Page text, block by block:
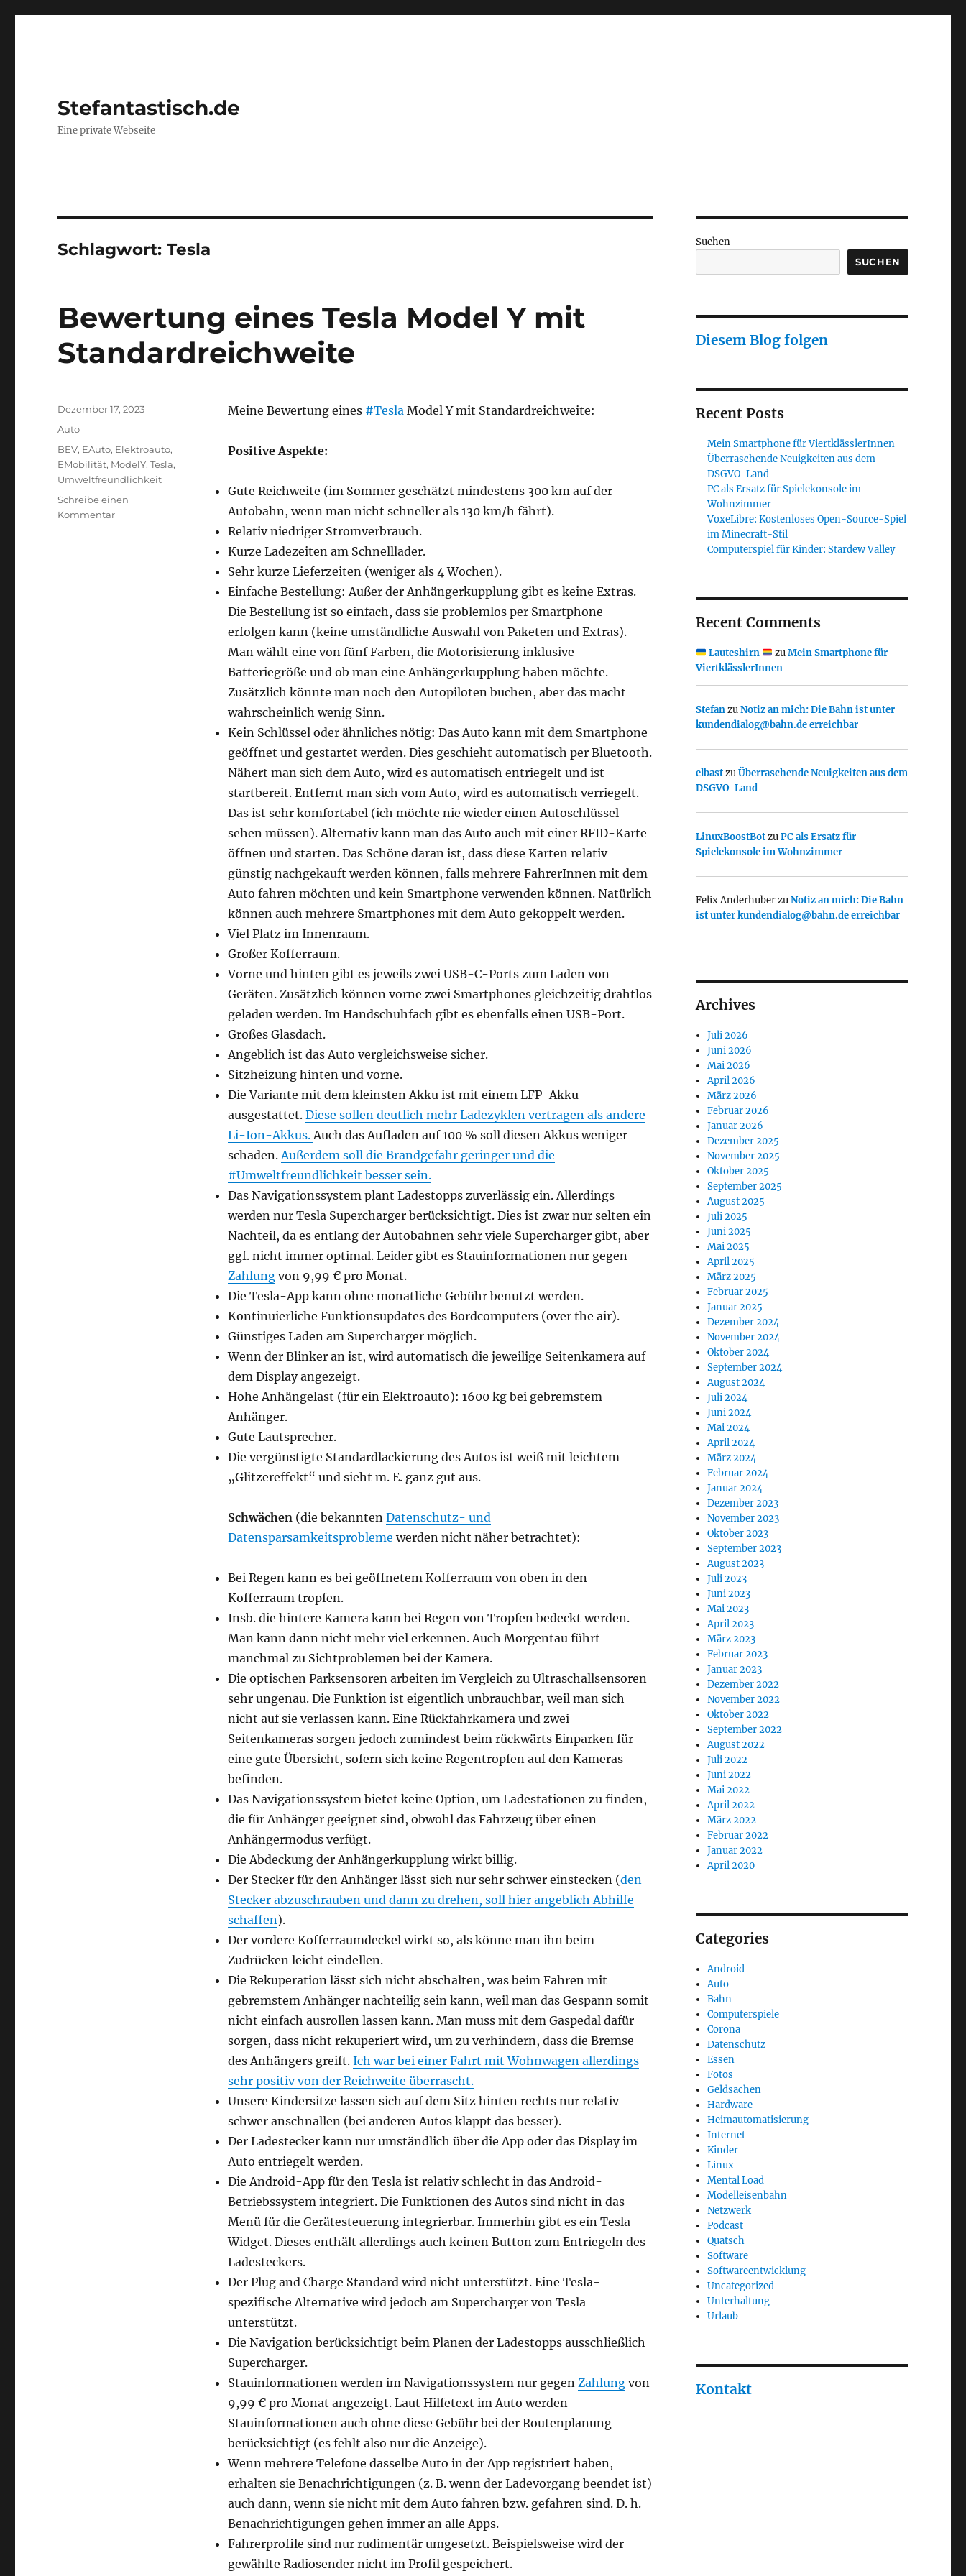
Stefantastisch.de
Eine private Webseite
Schlagwort:Tesla
Bewertung eines Tesla Model Y mit
Standardreichweite
Meine Bewertung eines #TeslaModel Y mit Standardreichweite:
Positive Aspekte:
Gute Reichweite (im Sommer geschätzt mindestens 300 km auf der
Autobahn, wenn man nicht schneller als 130 km/h fährt).
Relativ niedriger Stromverbrauch.
Kurze Ladezeiten am Schnelllader.
Sehr kurze Lieferzeiten (weniger als 4 Wochen).
Einfache Bestellung: Außer der Anhängerkupplung gibt es keine Extras.
Die Bestellung ist so einfach, dass sie problemlos per Smartphone
erfolgen kann (keine umständliche Auswahl von Paketen und Extras).
Man wählt eine von fünf Farben, die Motorisierung inklusive
Batteriegröße und ob man eine Anhängerkupplung haben möchte.
Zusätzlich könnte man noch den Autopiloten buchen, aber das macht
wahrscheinlich wenig Sinn.
Kein Schlüssel oder ähnliches nötig: Das Auto kann mit dem Smartphone
geöffnet und gestartet werden. Dies geschieht automatisch per Bluetooth.
Nähert man sich dem Auto, wird es automatisch entriegelt und ist
startbereit. Entfernt man sich vom Auto, wird es automatisch verriegelt.
Das ist sehr komfortabel (ich möchte nie wieder einen Autoschlüssel
sehen müssen). Alternativ kann man das Auto auch mit einer RFID-Karte
öffnen und starten. Das Schöne daran ist, dass diese Karten relativ
günstig nachgekauft werden können, falls mehrere FahrerInnen mit dem
Auto fahren möchten und kein Smartphone verwenden können. Natürlich
können auch mehrere Smartphones mit dem Auto gekoppelt werden.
Viel Platz im Innenraum.
Großer Kofferraum.
Vorne und hinten gibt es jeweils zwei USB-C-Ports zum Laden von
Geräten. Zusätzlich können vorne zwei Smartphones gleichzeitig drahtlos
geladen werden. Im Handschuhfach gibt es ebenfalls einen USB-Port.
Großes Glasdach.
Angeblich ist das Auto vergleichsweise sicher.
Sitzheizung hinten und vorne.
Die Variante mit dem kleinsten Akku ist mit einem LFP-Akku
ausgestattet. Diese sollen deutlich mehr Ladezyklen vertragen als andere
Li-Ion-Akkus.Auch das Aufladen auf 100 % soll diesen Akkus weniger
schaden.Außerdem soll die Brandgefahr geringer und die
#Umweltfreundlichkeit besser sein.
Das Navigationssystem plant Ladestopps zuverlässig ein. Allerdings
werden nur Tesla Supercharger berücksichtigt. Dies ist zwar nur selten ein
Nachteil, da es entlang der Autobahnen sehr viele Supercharger gibt, aber
ggf. nicht immer optimal. Leider gibt es Stauinformationen nur gegen
Zahlungvon 9,99 € pro Monat.
Die Tesla-App kann ohne monatliche Gebühr benutzt werden.
Kontinuierliche Funktionsupdates des Bordcomputers (over the air).
Günstiges Laden am Supercharger möglich.
Wenn der Blinker an ist, wird automatisch die jeweilige Seitenkamera auf
dem Display angezeigt.
Hohe Anhängelast (für ein Elektroauto): 1600 kg bei gebremstem
Anhänger.
Gute Lautsprecher.
Die vergünstigte Standardlackierung des Autos ist weiß mit leichtem
„Glitzereffekt“ und sieht m. E. ganz gut aus.
Schwächen(die bekannten Datenschutz- und
Datensparsamkeitsprobleme werden nicht näher betrachtet):
Bei Regen kann es bei geöffnetem Kofferraum von oben in den
Kofferraum tropfen.
Insb. die hintere Kamera kann bei Regen von Tropfen bedeckt werden.
Man kann dann nicht mehr viel erkennen. Auch Morgentau führt
manchmal zu Sichtproblemen bei der Kamera.
Die optischen Parksensoren arbeiten im Vergleich zu Ultraschallsensoren
sehr ungenau. Die Funktion ist eigentlich unbrauchbar, weil man sich
nicht auf sie verlassen kann. Eine Rückfahrkamera und zwei
Seitenkameras sorgen jedoch zumindest beim rückwärts Einparken für
eine gute Übersicht, sofern sich keine Regentropfen auf den Kameras
befinden.
Das Navigationssystem bietet keine Option, um Ladestationen zu finden,
die für Anhänger geeignet sind, obwohl das Fahrzeug über einen
Anhängermodus verfügt.
Die Abdeckung der Anhängerkupplung wirkt billig.
Der Stecker für den Anhänger lässt sich nur sehr schwer einstecken (den
Stecker abzuschrauben und dann zu drehen, soll hier angeblich Abhilfe
schaffen).
Der vordere Kofferraumdeckel wirkt so, als könne man ihn beim
Zudrücken leicht eindellen.
Die Rekuperation lässt sich nicht abschalten, was beim Fahren mit
gebremstem Anhänger nachteilig sein kann, weil man das Gespann somit
nicht einfach ausrollen lassen kann. Man muss mit dem Gaspedal dafür
sorgen, dass nicht rekuperiert wird, um zu verhindern, dass die Bremse
des Anhängers greift. Ich war bei einer Fahrt mit Wohnwagen allerdings
sehr positiv von der Reichweite überrascht.
Unsere Kindersitze lassen sich auf dem Sitz hinten rechts nur relativ
schwer anschnallen (bei anderen Autos klappt das besser).
Der Ladestecker kann nur umständlich über die App oder das Display im
Auto entriegelt werden.
Die Android-App für den Tesla ist relativ schlecht in das Android-
Betriebssystem integriert. Die Funktionen des Autos sind nicht in das
Menü für die Gerätesteuerung integrierbar. Immerhin gibt es ein Tesla-
Widget. Dieses enthält allerdings auch keinen Button zum Entriegeln des
Ladesteckers.
Der Plug and Charge Standard wird nicht unterstützt. Eine Tesla-
spezifische Alternative wird jedoch am Supercharger von Tesla
unterstützt.
Die Navigation berücksichtigt beim Planen der Ladestopps ausschließlich
Supercharger.
Stauinformationen werden im Navigationssystem nur gegen Zahlungvon
9,99 € pro Monat angezeigt. Laut Hilfetext im Auto werden
Stauinformationen auch ohne diese Gebühr bei der Routenplanung
berücksichtigt (es fehlt also nur die Anzeige).
Wenn mehrere Telefone dasselbe Auto in der App registriert haben,
erhalten sie Benachrichtigungen (z. B. wenn der Ladevorgang beendet ist)
auch dann, wenn sie nicht mit dem Auto fahren bzw. gefahren sind. D. h.
Benachrichtigungen gehen immer an alle Apps.
Fahrerprofile sind nur rudimentär umgesetzt. Beispielsweise wird der
gewählte Radiosender nicht im Profil gespeichert.
Veröffentlicht
Dezember 17, 2023
Kategorien
Auto
Schlagwörter
BEV, EAuto, Elektroauto,
EMobilität, ModelY,Tesla,
Umweltfreundlichkeit
Schreibe einen
Kommentarzu
Suchen
SUCHEN
Diesem Blog folgen
Recent Posts
Mein Smartphone für ViertklässlerInnen
Überraschende Neuigkeiten aus dem
DSGVO-Land
PC als Ersatz für Spielekonsole im
Wohnzimmer
VoxeLibre: Kostenloses Open-Source-Spiel
im Minecraft-Stil
Computerspiel für Kinder: Stardew Valley
Recent Comments
Lauteshirn zuMein Smartphone für
ViertklässlerInnen
StefanzuNotiz an mich: Die Bahn ist unter
kundendialog@bahn.de erreichbar
elbastzuÜberraschende Neuigkeiten aus dem
DSGVO-Land
LinuxBoostBotzuPC als Ersatz für
Spielekonsole im Wohnzimmer
Felix AnderhuberzuNotiz an mich: Die Bahn
ist unter kundendialog@bahn.de erreichbar
Archives
Juli 2026
Juni 2026
Mai 2026
April 2026
März 2026
Februar 2026
Januar 2026
Dezember 2025
November 2025
Oktober 2025
September 2025
August 2025
Juli 2025
Juni 2025
Mai 2025
April 2025
März 2025
Februar 2025
Januar 2025
Dezember 2024
November 2024
Oktober 2024
September 2024
August 2024
Juli 2024
Juni 2024
Mai 2024
April 2024
März 2024
Februar 2024
Januar 2024
Dezember 2023
November 2023
Oktober 2023
September 2023
August 2023
Juli 2023
Juni 2023
Mai 2023
April 2023
März 2023
Februar 2023
Januar 2023
Dezember 2022
November 2022
Oktober 2022
September 2022
August 2022
Juli 2022
Juni 2022
Mai 2022
April 2022
März 2022
Februar 2022
Januar 2022
April 2020
Categories
Android
Auto
Bahn
Computerspiele
Corona
Datenschutz
Essen
Fotos
Geldsachen
Hardware
Heimautomatisierung
Internet
Kinder
Linux
Mental Load
Modelleisenbahn
Netzwerk
Podcast
Quatsch
Software
Softwareentwicklung
Uncategorized
Unterhaltung
Urlaub
Kontakt